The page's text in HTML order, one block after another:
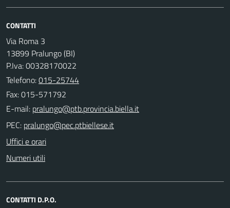
CONTATTI
Via Roma 3
13899 Pralungo (BI)
P.Iva: 00328170022
Telefono:015-25744
Fax: 015-571792
E-mail:
PEC:
Uffici e orari
Numeri utili
CONTATTI D.P.O.